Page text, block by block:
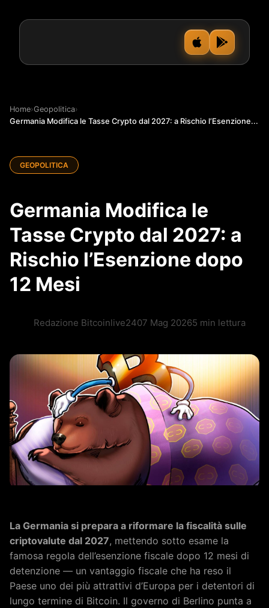
Home›Geopolitica›
Germania Modifica le Tasse Crypto dal 2027: a Rischio l’Esenzione...
GEOPOLITICA
Germania Modifica le
Tasse Crypto dal 2027: a
Rischio l’Esenzione dopo
12 Mesi
Redazione Bitcoinlive2407 Mag 20265 min lettura
La Germania si prepara a riformare la fiscalità sulle
criptovalute dal 2027, mettendo sotto esame la
famosa regola dell’esenzione fiscale dopo 12 mesi di
detenzione — un vantaggio fiscale che ha reso il
Paese uno dei più attrattivi d’Europa per i detentori di
lungo termine di Bitcoin. Il governo di Berlino punta a